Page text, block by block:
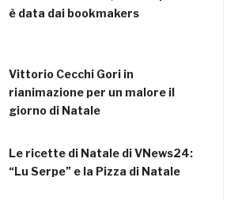
è data dai bookmakers
Vittorio Cecchi Gori in
rianimazione per un malore il
giorno di Natale
Le ricette di Natale di VNews24:
“Lu Serpe” e la Pizza di Natale